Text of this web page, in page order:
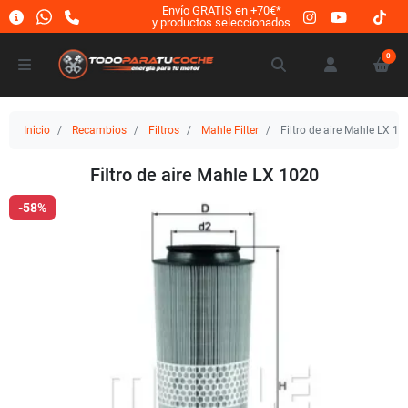
Envío GRATIS en +70€*
y productos seleccionados
0
Inicio Recambios Filtros Mahle Filter Filtro de aire Mahle LX
Filtro de aire Mahle LX 1020
-58%